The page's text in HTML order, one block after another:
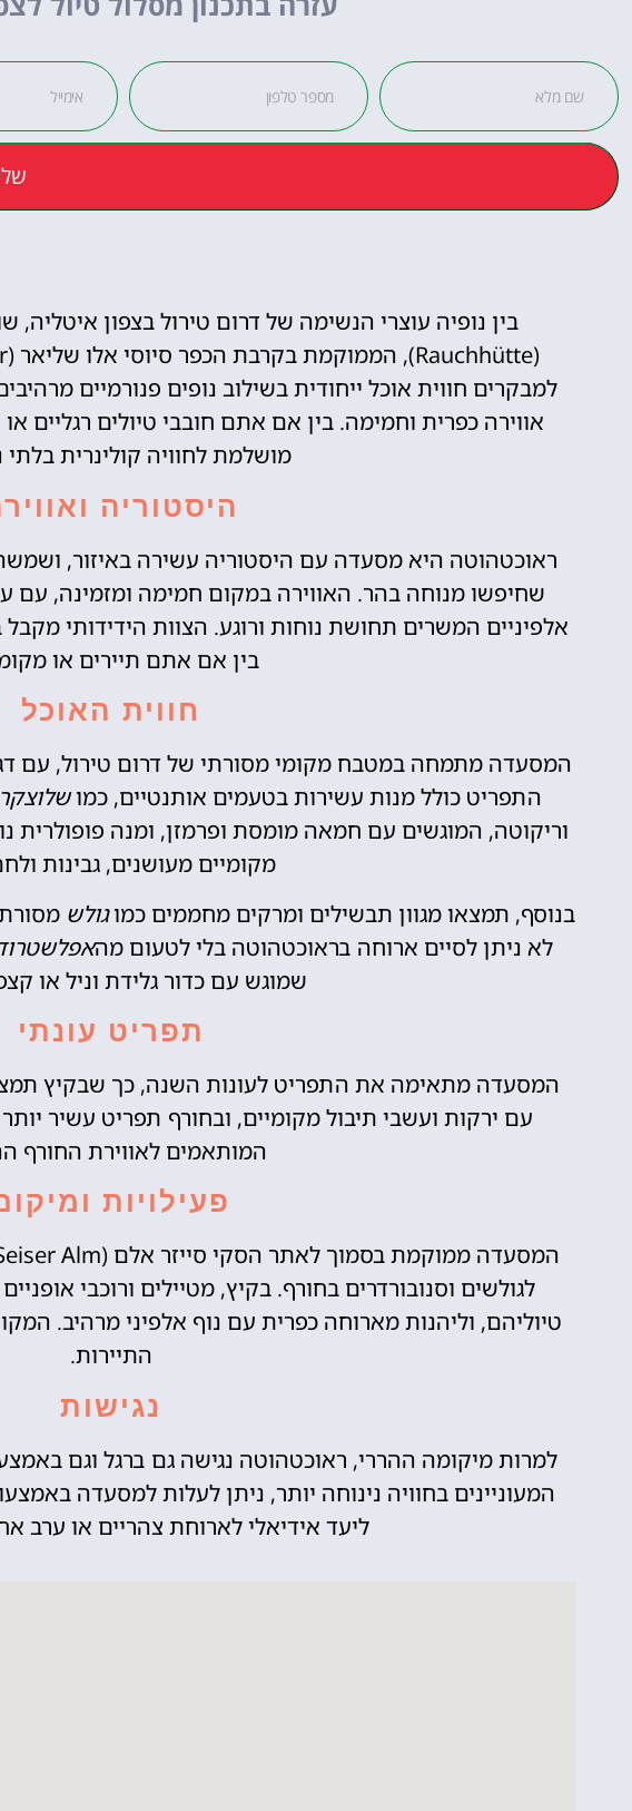
בין נופיה עוצרי הנשימה של דרום טירול בצפון
למבקרים חווית אוכל ייחודית בשילוב נופים פנורמיים
אווירה כפרית וחמימה. בין אם אתם חובבי טיולים רגליים
מושלמת לחוויה קולינרית
היסטוריה
ראוכטהוטה היא מסעדה עם היסטוריה עשירה באיזור,
שחיפשו מנוחה בהר. האווירה במקום חמימה ומזמינה, עם
אלפיניים המשרים תחושת נוחות ורוגע. הצוות הידידותי
בין אם אתם תיירים או
חווית האוכל
המסעדה מתמחה במטבח מקומי מסורתי של דרום טירול, עם
התפריט כולל מנות עשירות בטעמים אותנטיים, כמו
וריקוטה, המוגשים עם חמאה מומסת ופרמזן, ומנה פופולרית
מקומיים מעושנים, גבינות
בנוסף, תמצאו מגוון תבשילים ומרקים מחממים כמוגולש
לא ניתן לסיים ארוחה בראוכטהוטה בלי לטעום מה
שמוגש עם כדור גלידת וניל או
תפריט עונתי
המסעדה מתאימה את התפריט לעונות השנה, כך שבקיץ
עם ירקות ועשבי תיבול מקומיים, ובחורף תפריט עשיר
המותאמים לאווירת החורף
פעילויות
לגולשים וסנובורדרים בחורף. בקיץ, מטיילים ורוכבי
טיוליהם, וליהנות מארוחה כפרית עם נוף אלפיני מרהיב.
התיירות.
נגישות
למרות מיקומה ההררי, ראוכטהוטה נגישה גם ברגל וגם
המעוניינים בחוויה נינוחה יותר, ניתן לעלות למסעדה
ליעד אידיאלי לארוחת צהריים או ערב